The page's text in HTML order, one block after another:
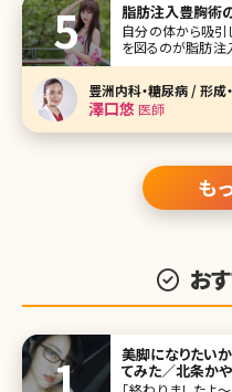
脂肪注入豊胸術の
自分の体から吸引
を図るのが脂肪注
ンバッグやヒアル
心と感じている方
ット、デメリットが
豊洲内科・糖尿病 / 形成
澤口悠 医師
も
お
美脚になりたい
てみた／北条かや
記